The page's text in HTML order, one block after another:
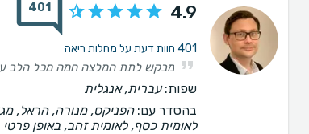
4.9
401
401 חוות דעת על מחלות ריאה
שפות:עברית, אנגלית
בהסדר עם:הפניקס, מנורה, הראל,
לאומית כסף, לאומית זהב, באופן פרטי